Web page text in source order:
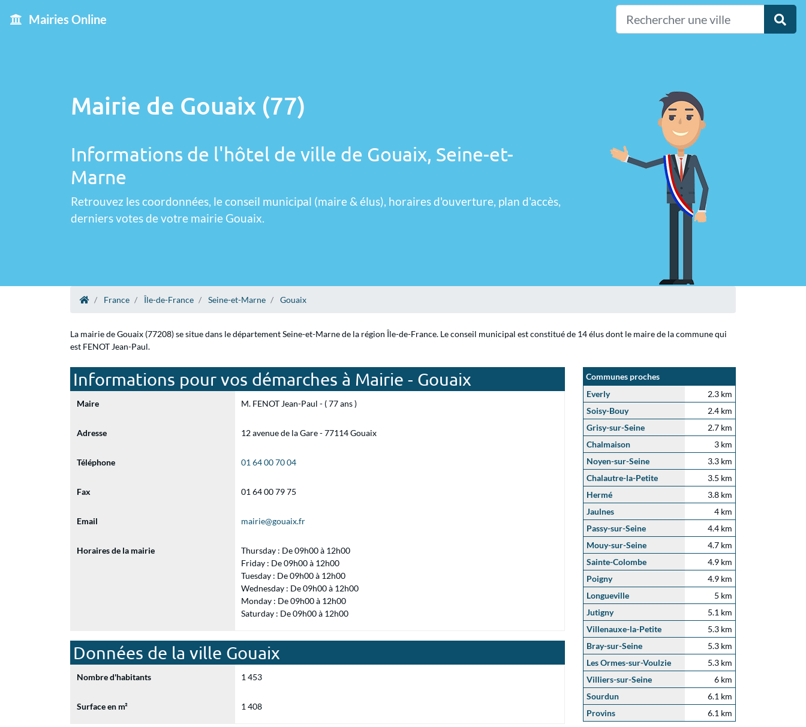
Mairies Online
Mairie de Gouaix (77)
Informations de l'hôtel de ville de Gouaix, Seine-et-
Marne
Retrouvez les coordonnées, le conseil municipal (maire & élus), horaires d'ouverture, plan d'accès,
derniers votes de votre mairie Gouaix.
France Île-de-France Seine-et-Marne Gouaix
La mairie de Gouaix (77208) se situe dans le département Seine-et-Marne de la région Île-de-France. Le conseil municipal est constitué de 14 élus dont le maire de la commune qui
est FENOT Jean-Paul.
Informations pour vos démarches à Mairie - Gouaix
Maire M. FENOT Jean-Paul - ( 77 ans )
Adresse 12 avenue de la Gare - 77114 Gouaix
Téléphone 01 64 00 70 04
Fax 01 64 00 79 75
Email mairie@gouaix.fr
Horaires de la mairie
Thursday : De 09h00 à 12h00
Friday : De 09h00 à 12h00
Tuesday : De 09h00 à 12h00
Wednesday : De 09h00 à 12h00
Monday : De 09h00 à 12h00
Saturday : De 09h00 à 12h00
Données de la ville Gouaix
Nombre d'habitants 1 453
Surface en m² 1 408
Communes proches
Everly
2.3 km
Soisy-Bouy
2.4 km
Grisy-sur-Seine
2.7 km
Chalmaison
3 km
Noyen-sur-Seine
3.3 km
Chalautre-la-Petite
3.5 km
Hermé
3.8 km
Jaulnes
4 km
Passy-sur-Seine
4.4 km
Mouy-sur-Seine
4.7 km
Sainte-Colombe
4.9 km
Poigny
4.9 km
Longueville
5 km
Jutigny
5.1 km
Villenauxe-la-Petite
5.3 km
Bray-sur-Seine
5.3 km
Les Ormes-sur-Voulzie
5.3 km
Villiers-sur-Seine
6 km
Sourdun
6.1 km
Provins
6.1 km